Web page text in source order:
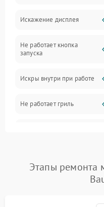
Питание и запуск
Нагрев и приготовление
Программное
Искажение дисплея
Не работает кнопка
запуска
Искры внутри при работе
Не работает гриль
Появление запаха гари
Этапы ремонта